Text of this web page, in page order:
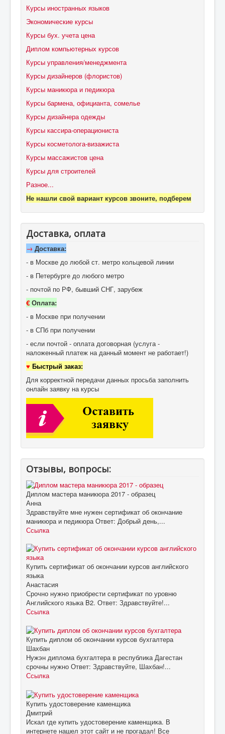
Курсы иностранных языков
Экономические курсы
Курсы бух. учета цена
Диплом компьютерных курсов
Курсы управления/менеджмента
Курсы дизайнеров (флористов)
Курсы маникюра и педикюра
Курсы бармена, официанта, сомелье
Курсы дизайнера одежды
Курсы кассира-операциониста
Курсы косметолога-визажиста
Курсы массажистов цена
Курсы для строителей
Разное...
Не нашли свой вариант курсов звоните, подберем
Доставка, оплата
→ Доставка:
- в Москве до любой ст. метро кольцевой линии
- в Петербурге до любого метро
- почтой по РФ, бывший СНГ, зарубеж
€Оплата:
- в Москве при получении
- в СПб при получении
- если почтой - оплата договорная (услуга -
наложенный платеж на данный момент не работает!)
♥ Быстрый заказ:
Для корректной передачи данных просьба заполнить
онлайн заявку на курсы
Отзывы, вопросы:
Диплом мастера маникюра 2017 - образец
Анна
Здравствуйте мне нужен сертификат об окончание
маникюра и педикюра Ответ: Добрый день,...
Ссылка
Купить сертификат об окончании курсов английского
языка
Анастасия
Срочно нужно приобрести сертификат по уровню
Английского языка B2. Ответ: Здравствуйте!...
Ссылка
Купить диплом об окончании курсов бухгалтера
Шахбан
Нужэн диплома бухгалтера в республика Дагестан
срочны нужно Ответ: Здравствуйте, Шахбан!...
Ссылка
Купить удостоверение каменщика
Дмитрий
Искал где купить удостоверение каменщика. В
интернете нашел этот сайт и не прогадал! Все